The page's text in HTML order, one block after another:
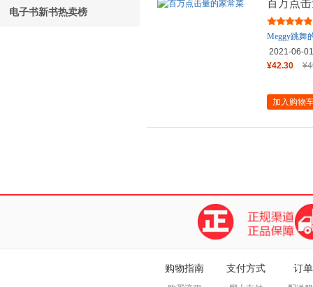
电子书新书热卖榜
百万点
Meggy跳舞
2021-06-01
¥42.30
加入购物
购物指南 支付方式 订